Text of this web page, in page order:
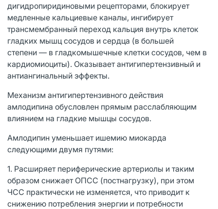
дигидропиридиновыми рецепторами, блокирует
медленные кальциевые каналы, ингибирует
трансмембранный переход кальция внутрь клеток
гладких мышц сосудов и сердца (в большей
степени — в гладкомышечные клетки сосудов, чем в
кардиомиоциты). Оказывает антигипертензивный и
антиангинальный эффекты.
Механизм антигипертензивного действия
амлодипина обусловлен прямым расслабляющим
влиянием на гладкие мышцы сосудов.
Амлодипин уменьшает ишемию миокарда
следующими двумя путями:
1. Расширяет периферические артериолы и таким
образом снижает ОПСС (постнагрузку), при этом
ЧСС практически не изменяется, что приводит к
снижению потребления энергии и потребности